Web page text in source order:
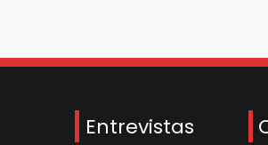
Entrevistas